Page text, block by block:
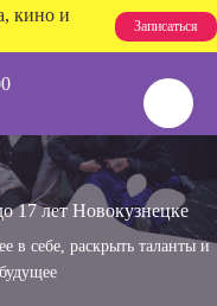
кино и
Записаться
17 летНовокузнецке
в себе, раскрыть таланты и